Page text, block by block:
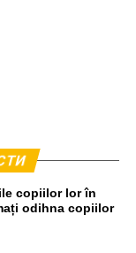
в 440
прошел тест
инцидента
copiilor lor în
odihna copiilor